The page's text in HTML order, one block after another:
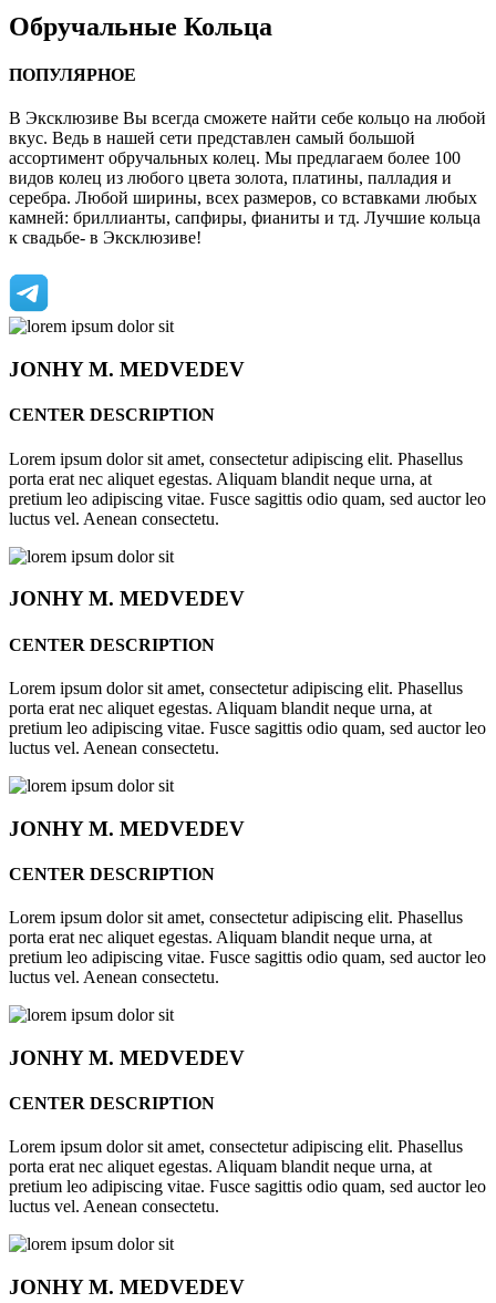
Обручальные Кольца
ПОПУЛЯРНОЕ
В Эксклюзиве Вы всегда сможете найти себе кольцо на любой
вкус. Ведь в нашей сети представлен самый большой
ассортимент обручальных колец. Мы предлагаем более 100
видов колец из любого цвета золота, платины, палладия и
серебра. Любой ширины, всех размеров, со вставками любых
камней: бриллианты, сапфиры, фианиты и тд. Лучшие кольца
к свадьбе- в Эксклюзиве!
JONHYM. MEDVEDEV
CENTER DESCRIPTION
Lorem ipsum dolor sit amet, consectetur adipiscing elit. Phasellus
porta erat nec aliquet egestas. Aliquam blandit neque urna, at
pretium leo adipiscing vitae. Fusce sagittis odio quam, sed auctor leo
luctus vel. Aenean consectetu.
JONHYM. MEDVEDEV
CENTER DESCRIPTION
Lorem ipsum dolor sit amet, consectetur adipiscing elit. Phasellus
porta erat nec aliquet egestas. Aliquam blandit neque urna, at
pretium leo adipiscing vitae. Fusce sagittis odio quam, sed auctor leo
luctus vel. Aenean consectetu.
JONHYM. MEDVEDEV
CENTER DESCRIPTION
Lorem ipsum dolor sit amet, consectetur adipiscing elit. Phasellus
porta erat nec aliquet egestas. Aliquam blandit neque urna, at
pretium leo adipiscing vitae. Fusce sagittis odio quam, sed auctor leo
luctus vel. Aenean consectetu.
JONHYM. MEDVEDEV
CENTER DESCRIPTION
Lorem ipsum dolor sit amet, consectetur adipiscing elit. Phasellus
porta erat nec aliquet egestas. Aliquam blandit neque urna, at
pretium leo adipiscing vitae. Fusce sagittis odio quam, sed auctor leo
luctus vel. Aenean consectetu.
JONHYM. MEDVEDEV